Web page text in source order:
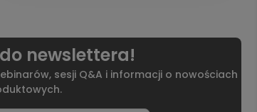
newslettera!
sesji Q&A i informacji o nowościach